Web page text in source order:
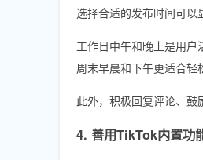
选择合适的发布时间可以
工作日中午和晚上是用户
周末早晨和下午更适合轻
此外，积极回复评论、鼓
4. 善用TikTok内置功